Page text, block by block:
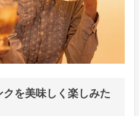
を美味しく楽しみた